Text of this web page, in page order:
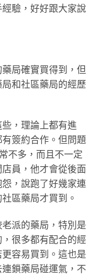
驗，好好跟大家說
局確實買得到，但
和社區藥局的經歷
，理論上都有進
簽約合作。但問題
不多，而且不一定
員，他才會從後面
，說跑了好幾家連
區藥局才買到。
派的藥局，特別是
很多都有配合的經
容易買到。這也是
鎖藥局碰運氣，不